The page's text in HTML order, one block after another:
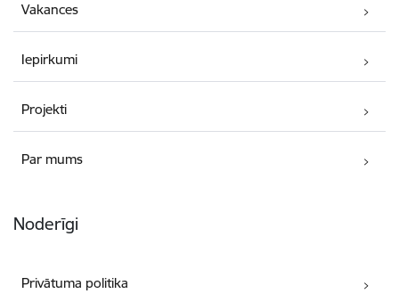
Vakances
Iepirkumi
Projekti
Par mums
Noderīgi
Privātuma politika